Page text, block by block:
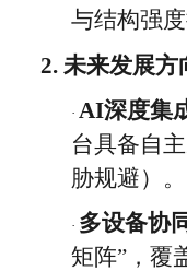
与结构强度
2. 未来发展方
· AI深度集
台具备自
胁规避）。
· 多设备协
矩阵”，覆